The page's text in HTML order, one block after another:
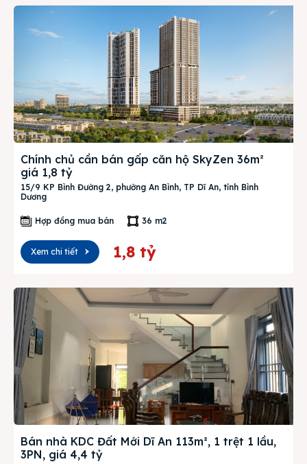
Chính chủ cần bán gấp căn hộ SkyZen 36m²
giá 1,8 tỷ
15/9 KP Bình Đường 2, phường An Bình, TP Dĩ An, tỉnh Bình
Dương
Hợp đồng mua bán 36 m2
Xem chi tiết 1,8 tỷ
Bán nhà KDC Đất Mới Dĩ An 113m², 1 trệt 1 lầu,
3PN, giá 4,4 tỷ